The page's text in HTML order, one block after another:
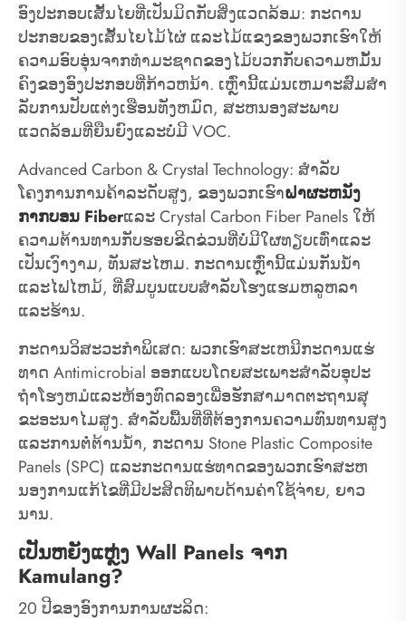
ອົງປະກອບເສັ້ນໄຍທີ່ເປັນມິດກັບສິ່ງແວດລ້ອມ: ກະດານ
ປະກອບຂອງເສັ້ນໄຍໄມ້ໄຜ່ ແລະໄມ້ແຂງຂອງພວກເຮົາໃຫ້
ຄວາມອົບອຸ່ນຈາກທໍາມະຊາດຂອງໄມ້ບວກກັບຄວາມຫມັ້ນ
ຄົງຂອງອົງປະກອບທີ່ກ້າວຫນ້າ. ເຫຼົ່ານີ້ແມ່ນເຫມາະສົມສໍາ
ລັບການປັບແຕ່ງເຮືອນທັງຫມົດ, ສະຫນອງສະພາບ
ແວດລ້ອມທີ່ຍືນຍົງແລະບໍ່ມີ VOC.
Advanced Carbon & Crystal Technology: ສໍາລັບ
ໂຄງການການຄ້າລະດັບສູງ, ຂອງພວກເຮົາຝາຜະຫນັງ
ກາກບອນ Fiberແລະ Crystal Carbon Fiber Panels ໃຫ້
ຄວາມຕ້ານທານກັບຮອຍຂີດຂ່ວນທີ່ບໍ່ມີໃຜທຽບເທົ່າແລະ
ເປັນເງົາງາມ, ທັນສະໄຫມ. ກະດານເຫຼົ່ານີ້ແມ່ນກັນນ້ໍາ
ແລະໄຟໄຫມ້, ທີ່ສົມບູນແບບສໍາລັບໂຮງແຮມຫລູຫລາ
ແລະຮ້ານ.
ກະດານວິສະວະກໍາພິເສດ: ພວກເຮົາສະເຫນີກະດານແຮ່
ທາດ Antimicrobial ອອກແບບໂດຍສະເພາະສໍາລັບອຸປະ
ຖໍາໂຮງຫມໍແລະຫ້ອງທົດລອງເພື່ອຮັກສາມາດຕະຖານສຸ
ຂະອະນາໄມສູງ. ສໍາລັບພື້ນທີ່ທີ່ຕ້ອງການຄວາມທົນທານສູງ
ແລະການຕໍ່ຕ້ານນ້ໍາ, ກະດານ Stone Plastic Composite
Panels (SPC) ແລະກະດານແຮ່ທາດຂອງພວກເຮົາສະຫ
ນອງການແກ້ໄຂທີ່ມີປະສິດທິພາບດ້ານຄ່າໃຊ້ຈ່າຍ, ຍາວ
ນານ.
ເປັນຫຍັງແຫຼ່ງ Wall Panels ຈາກ
Kamulang?
20 ປີຂອງອົງການການຜະລິດ: